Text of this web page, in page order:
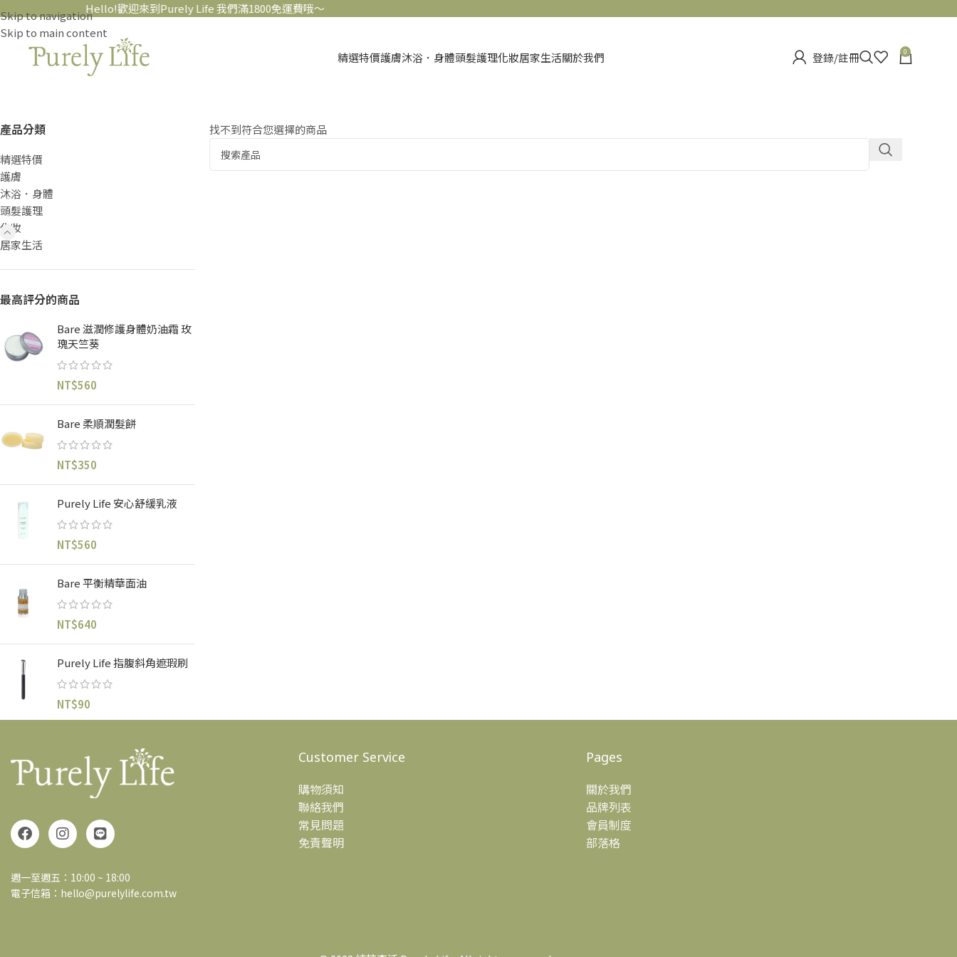
Skip to navigation
Skip to main content
Hello!歡迎來到Purely Life 我們滿1800免運費哦～
精選特價護膚沐浴．身體頭髮護理化妝居家生活關於我們 登錄/註冊 0
產品分類
精選特價
護膚
沐浴．身體
頭髮護理
化妝
居家生活
最高評分的商品
Bare 滋潤修護身體奶油霜 玫
瑰天竺葵
NT$560
Bare 柔順潤髮餅
NT$350
Purely Life 安心舒緩乳液
NT$560
Bare 平衡精華面油
NT$640
Purely Life 指腹斜角遮瑕刷
NT$90
找不到符合您選擇的商品
週一至週五：10:00 ~ 18:00
電子信箱：hello@purelylife.com.tw
Customer Service
購物須知
聯絡我們
常見問題
免責聲明
Pages
關於我們
品牌列表
會員制度
部落格